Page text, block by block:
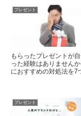
プレゼント
もらったプレゼントが
った経験はありません
におすすめの対処法を7
プレゼント